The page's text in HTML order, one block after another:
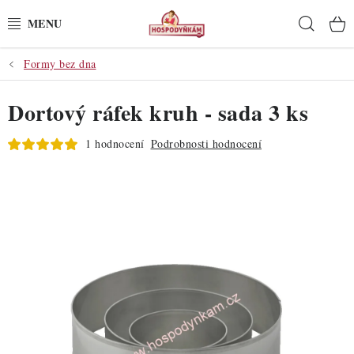
na
POTŘEBY
POMŮCKY
SUROVINY
POCHUTINY
Formy bez dna
Dortový ráfek kruh - sada 3 ks
1 hodnocení Podrobnosti hodnocení